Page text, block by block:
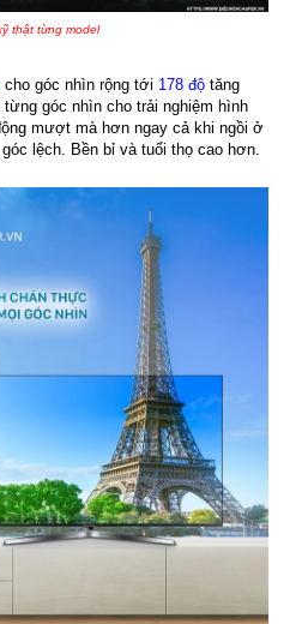
thật từng model
cho góc nhìn rộng tới 178 độ tăng
góc nhìn cho trải nghiệm hình
mượt mà hơn ngay cả khi ngồi ở
lệch. Bền bỉ và tuổi thọ cao hơn.